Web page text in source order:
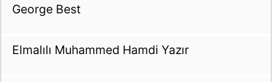
George Best
Elmalılı Muhammed Hamdi Yazır